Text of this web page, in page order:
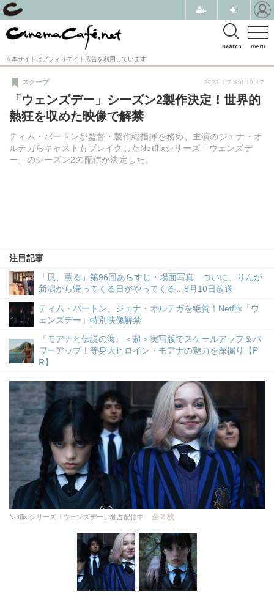
menu
search
※本サイトはアフィリエイト広告を利用しています
「ウェンズデー」シーズン2製作決定！世界的
熱狂を収めた映像で解禁
ティム・バートンが監督・製作総指揮を務め、主演のジェナ・オ
ルテガらキャストもブレイクしたNetflixシリーズ「ウェンズデ
ー」のシーズン2の配信が決定した。
スクープ
注目記事
「風、薫る」第96回あらすじ・場面写真 ついに、りんが
新潟から帰ってくる日がやってくる…8月10日放送
ティム・バートン、ジェナ・オルテガを絶賛！Netflix「ウ
ェンズデー」特別映像解禁
『モアナと伝説の海』＜超＞実写版でスケールアップ＆パ
ワーアップ！等身大ヒロイン・モアナの魅力を深掘り【P
R】
2023.1.7 Sat 10:47
Netflix シリーズ「ウェンズデー」独占配信中 全 2 枚